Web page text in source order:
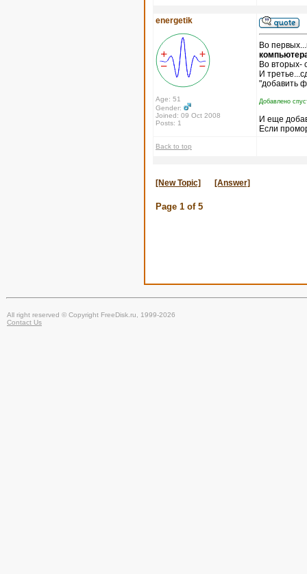
energetik
Age: 51
Gender:
Joined: 09 Oct 2008
Posts: 1
Во
Во вторых-
И
"добавить
Добавлено
И еще
Если
Back to top
[New Topic] [Answer]
Page 1 of 5
All right reserved © Copyright FreeDisk.ru, 1999-2026
Contact Us